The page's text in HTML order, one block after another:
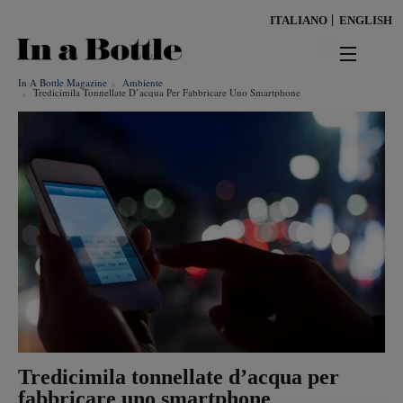
contenuto
ITALIANO ENGLISH
Risultati per
territorio
benessere
ambiente
cultura
In A Bottle Magazine Ambiente
Tredicimila Tonnellate D’acqua Per Fabbricare Uno Smartphone
Tredicimila tonnellate d’acqua per
fabbricare uno smartphone